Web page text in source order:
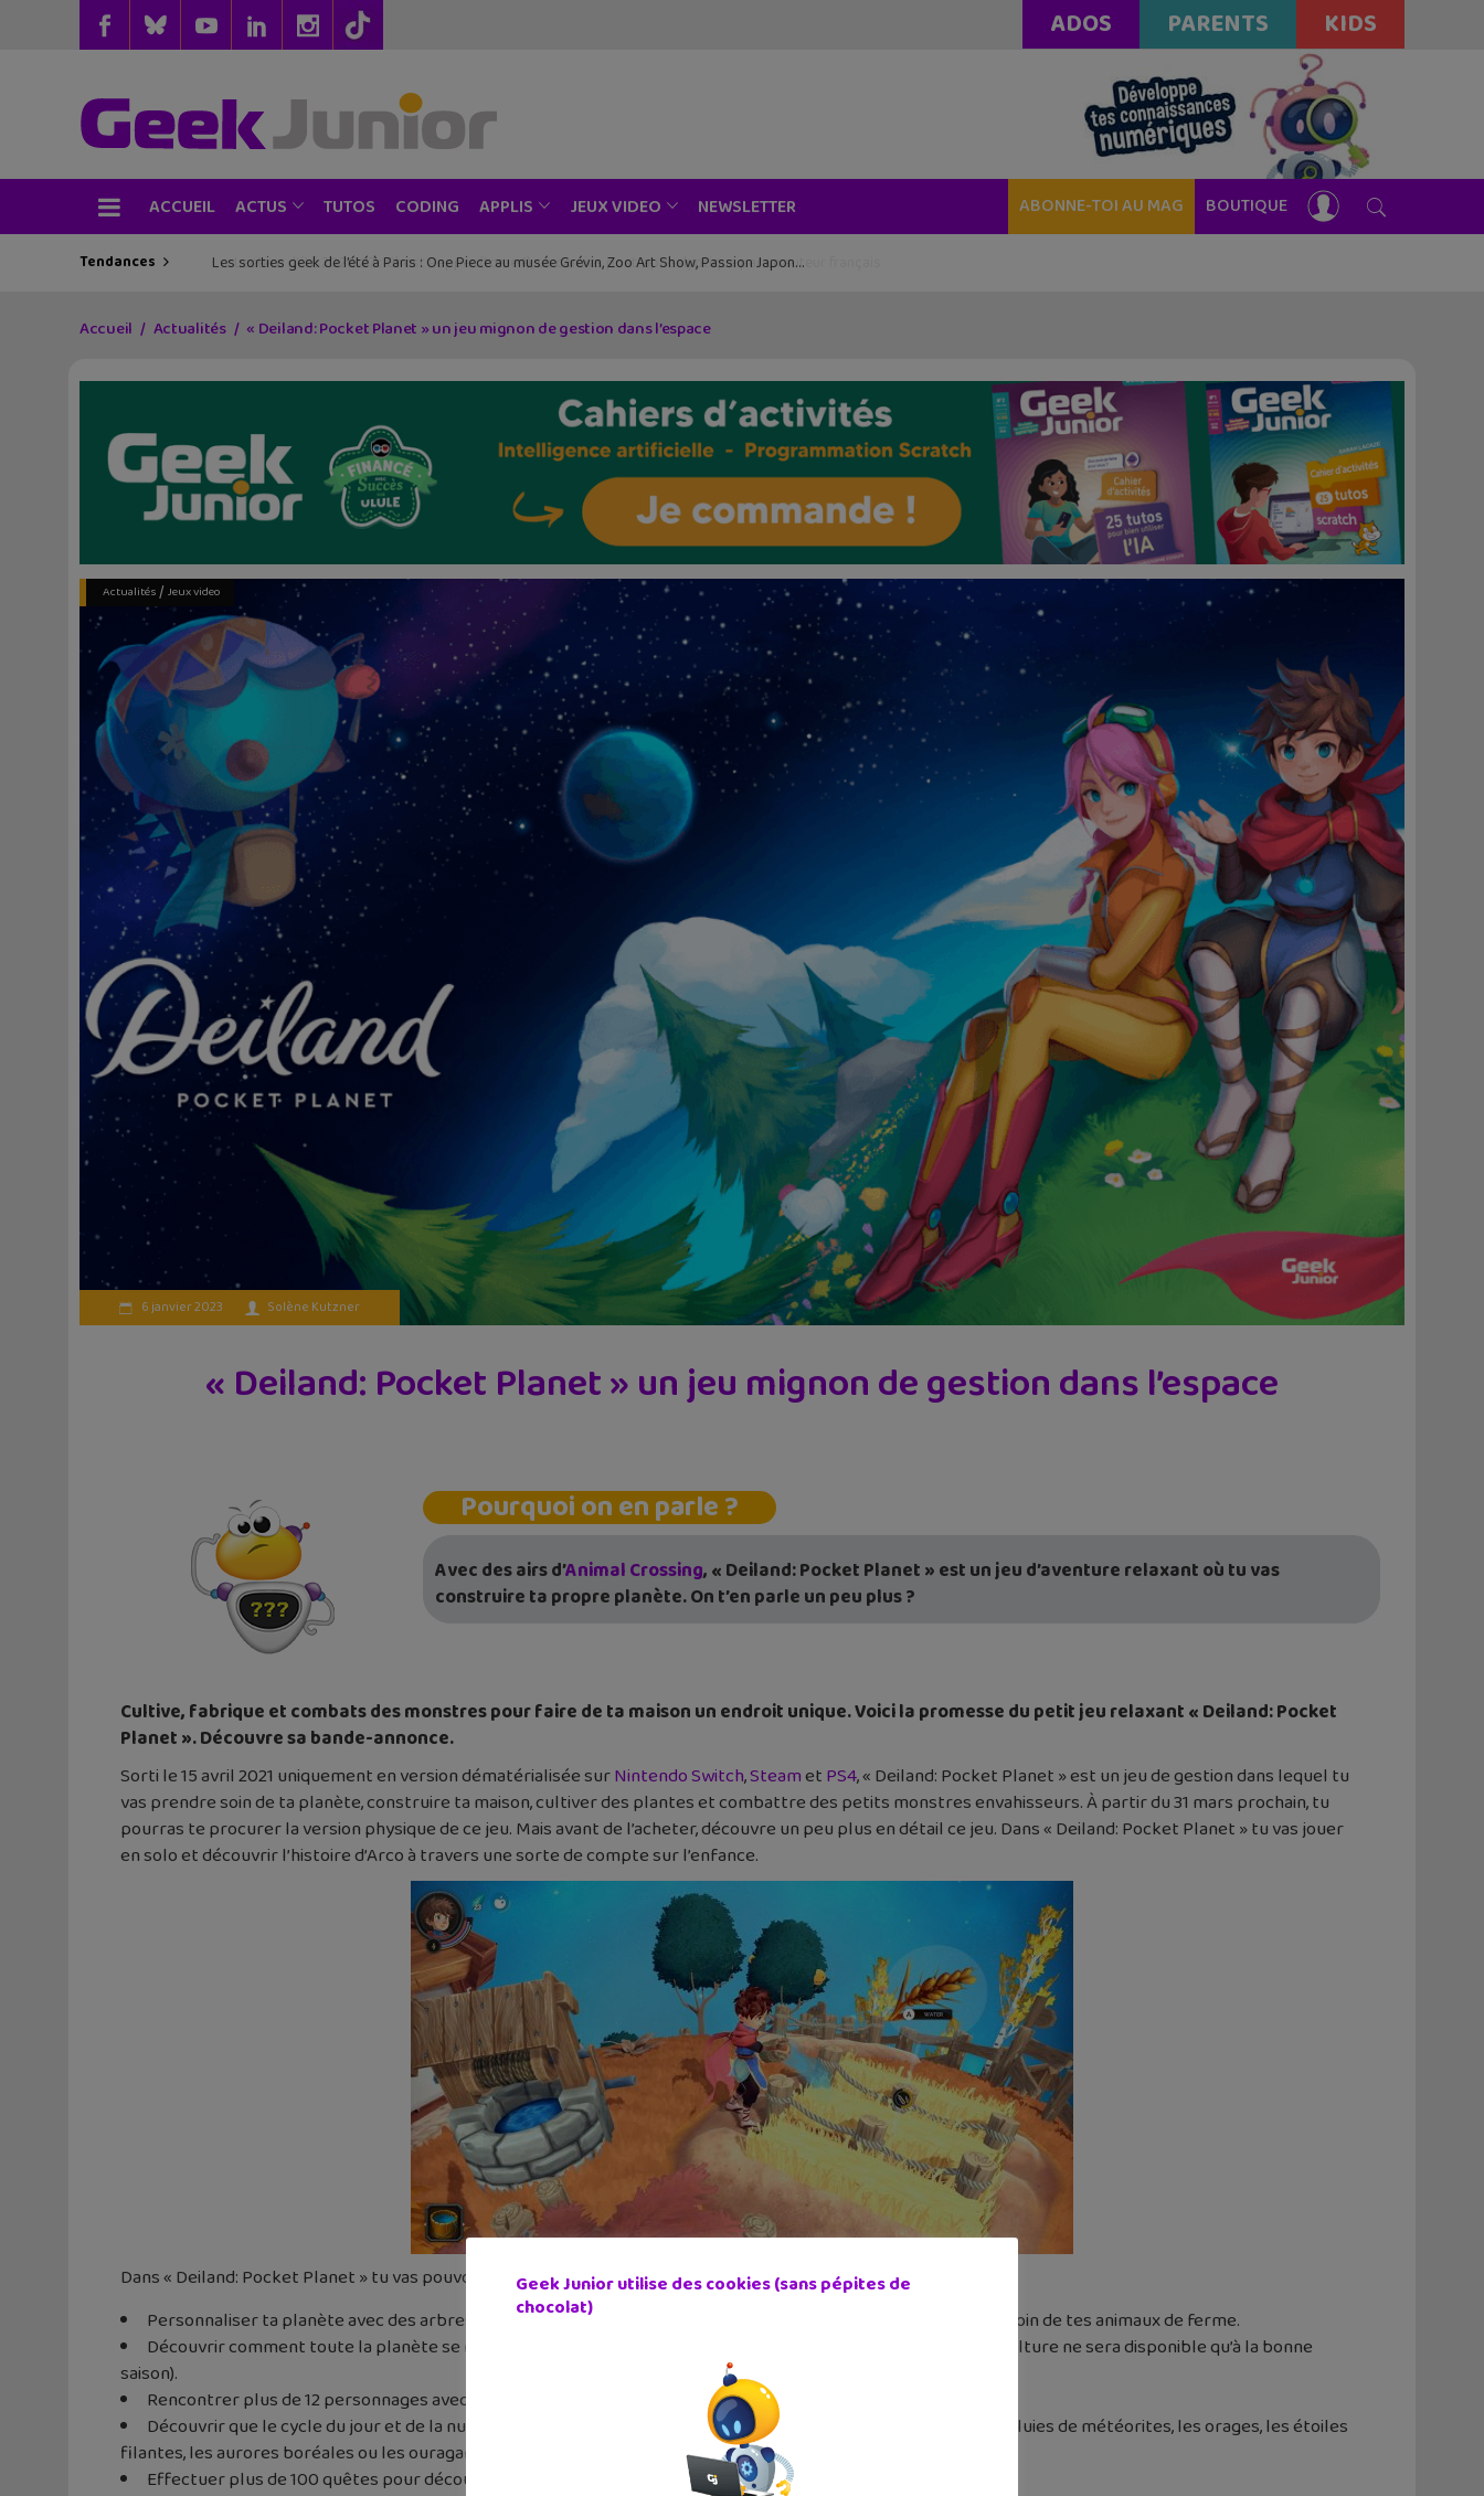
ADOS PARENTS KIDS
ACCUEIL ACTUS TUTOS CODING APPLIS JEUX VIDEO NEWSLETTER ABONNE-TOI AU MAG BOUTIQUE
Tendances Les sorties geek de l’été à Paris : One Piece au musée Grévin, Zoo Art Show, Passion Japon…
Accueil Actualités « Deiland: Pocket Planet » un jeu mignon de gestion dans l’espace
Actualités/ Jeux video
6 janvier 2023 Solène Kutzner
« Deiland: Pocket Planet » un jeu mignon de gestion dans l’espace
Pourquoi on en parle ?
Avec des airs d’Animal Crossing, « Deiland: Pocket Planet » est un jeu d’aventure relaxant où tu vas
construire ta propre planète. On t’en parle un peu plus ?
Cultive, fabrique et combats des monstres pour faire de ta maison un endroit unique. Voici la promesse du petit jeu relaxant « Deiland: Pocket
Planet ». Découvre sa bande-annonce.
Sorti le 15 avril 2021 uniquement en version dématérialisée surNintendo Switch,SteametPS4, « Deiland: Pocket Planet » est un jeu de gestion dans lequel tu
vas prendre soin de ta planète, construire ta maison, cultiver des plantes et combattre des petits monstres envahisseurs. À partir du 31 mars prochain, tu
pourras te procurer la version physique de ce jeu. Mais avant de l’acheter, découvre un peu plus en détail ce jeu. Dans « Deiland: Pocket Planet » tu vas jouer
en solo et découvrir l’histoire d’Arco à travers une sorte de compte sur l’enfance.
Dans « Deiland: Pocket Planet » tu vas pouvoir :
Personnaliser ta planète avec des arbres, des plantes, des cultures, des fleurs ou des structures, et prendre soin de tes animaux de ferme.
Découvrir comment toute la planète se modifie au fil des saisons : printemps, été, automne et hiver (chaque culture ne sera disponible qu’à la bonne
saison).
Rencontrer plus de 12 personnages avec lesquels se lier d’amitié.
Découvrir que le cycle du jour et de la nuit a un effet sur le monde avec des évènements naturels comme les pluies de météorites, les orages, les étoiles
filantes, les aurores boréales ou les ouragans.
Effectuer plus de 100 quêtes pour découvrir les secrets que contient le cœur de la planète.
Geek Junior utilise des cookies (sans pépites de
chocolat)